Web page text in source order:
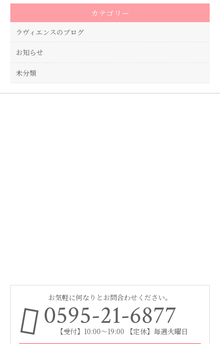
o
o
k
カテゴリー
ラヴィエンスのブログ
お知らせ
未分類
お気軽に何なりとお問合わせください。
0595-21-6877
【受付】10:00～19:00 【定休】毎週火曜日